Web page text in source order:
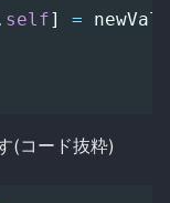
self] =
(コード抜粋)